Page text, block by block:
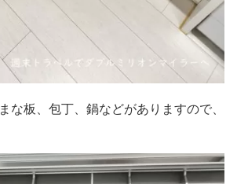
な板、包丁、鍋などがありますので、